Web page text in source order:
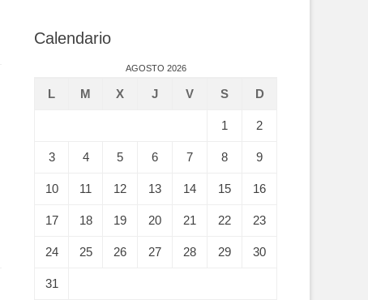
Calendario
AGOSTO 2026
L M X J V S D
1 2
3 4 5 6 7 8 9
10 11 12 13 14 15 16
17 18 19 20 21 22 23
24 25 26 27 28 29 30
31